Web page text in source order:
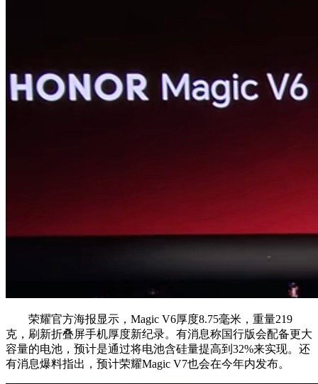
荣耀官方海报显示，Magic V6厚度8.75毫米，重量219
克，刷新折叠屏手机厚度新纪录。有消息称国行版会配备更大
容量的电池，预计是通过将电池含硅量提高到32%来实现。还
有消息爆料指出，预计荣耀Magic V7也会在今年内发布。